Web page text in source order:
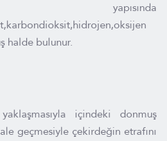
halde bulunur.
yaklaşmasıyla içindeki donmuş
geçmesiyle çekirdeğin etrafını